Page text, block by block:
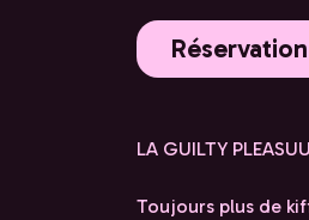
Réservation
LA GUILTY
Toujours plus de